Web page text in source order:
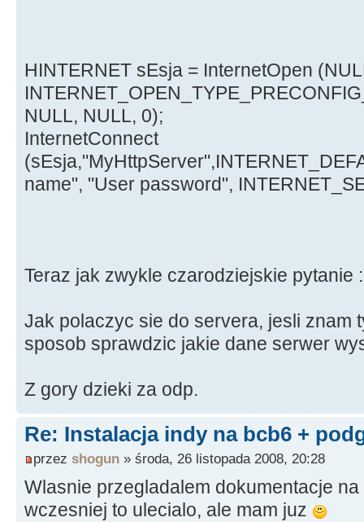
HINTERNET sEsja = InternetOpen
NULL, NULL, 0);
InternetConnect
name", "User password",
Teraz jak zwykle czarodziejskie pytanie :
Jak polaczyc sie do servera, jesli znam
sposob sprawdzic jakie dane serwer
Z gory dzieki za odp.
Re: Instalacja indy na bcb6 +
przez shogun » środa, 26 listopada 2008, 20:28
Wlasnie przegladalem dokumentacje
wczesniej to ulecialo, ale mam juz